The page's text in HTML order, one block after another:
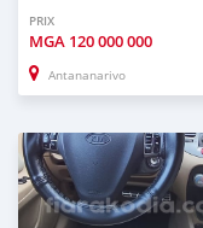
PRIX
MGA 120 000 000
Antananarivo